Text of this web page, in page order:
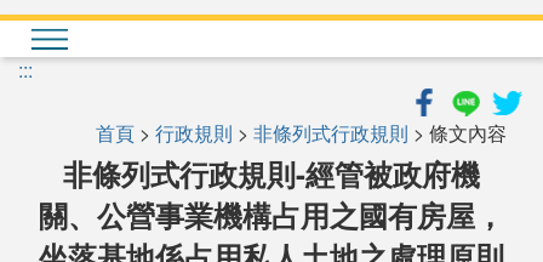
:::
首頁 > 行政規則 > 非條列式行政規則 > 條文內容
非條列式行政規則-經管被政府機
關、公營事業機構占用之國有房屋，